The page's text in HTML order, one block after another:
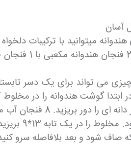
آسان
میتوانید با ترکیبات
می تواند برای یک دسر
قسمت کافی است // در ابتدا گوشت
لیوان
صاف شود و بعد بلافاصله سرو